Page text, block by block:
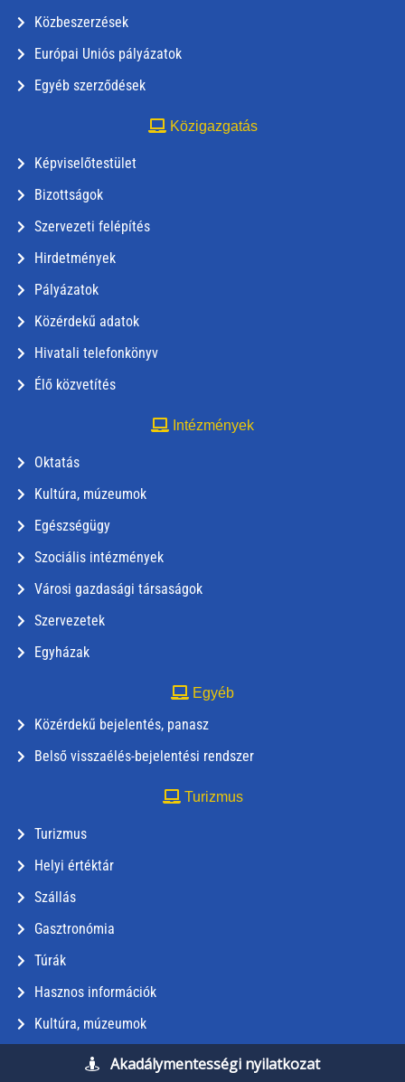
Közbeszerzések
Európai Uniós pályázatok
Egyéb szerződések
Közigazgatás
Képviselőtestület
Bizottságok
Szervezeti felépítés
Hirdetmények
Pályázatok
Közérdekű adatok
Hivatali telefonkönyv
Élő közvetítés
Intézmények
Oktatás
Kultúra, múzeumok
Egészségügy
Szociális intézmények
Városi gazdasági társaságok
Szervezetek
Egyházak
Egyéb
Közérdekű bejelentés, panasz
Belső visszaélés-bejelentési rendszer
Turizmus
Turizmus
Helyi értéktár
Szállás
Gasztronómia
Túrák
Hasznos információk
Kultúra, múzeumok
Akadálymentességi nyilatkozat